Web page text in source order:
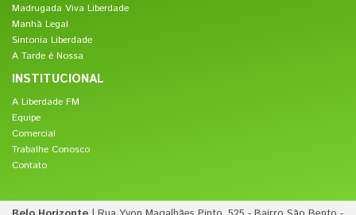
Madrugada Viva Liberdade
Manhã Legal
Sintonia Liberdade
A Tarde é Nossa
INSTITUCIONAL
A Liberdade FM
Equipe
Comercial
Trabalhe Conosco
Contato